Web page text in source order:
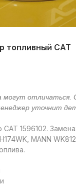
топливный CAT
1596102.
MANN